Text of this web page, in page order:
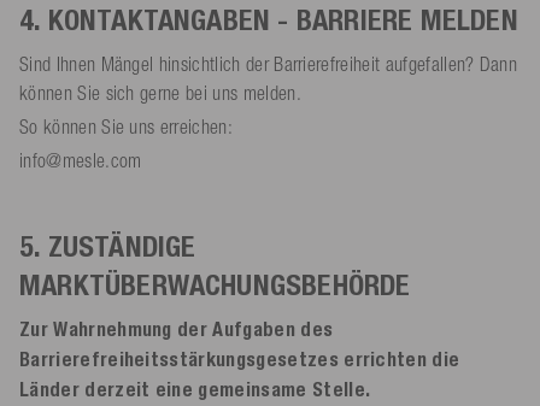
4. KONTAKTANGABEN - BARRIERE MELDEN
Sind Ihnen Mängel hinsichtlich der Barrierefreiheit aufgefallen? Dann
können Sie sich gerne bei uns melden.
So können Sie uns erreichen:
info@mesle.com
5. ZUSTÄNDIGE
MARKTÜBERWACHUNGSBEHÖRDE
Zur Wahrnehmung der Aufgaben des
Barrierefreiheitsstärkungsgesetzes errichten die
Länder derzeit eine gemeinsame Stelle.